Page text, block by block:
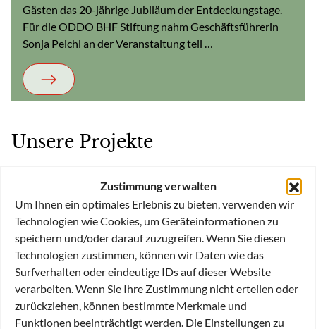
Zustimmung verwalten
Um Ihnen ein optimales Erlebnis zu bieten, verwenden wir
Technologien wie Cookies, um Geräteinformationen zu
speichern und/oder darauf zuzugreifen. Wenn Sie diesen
Technologien zustimmen, können wir Daten wie das
Surfverhalten oder eindeutige IDs auf dieser Website
verarbeiten. Wenn Sie Ihre Zustimmung nicht erteilen oder
zurückziehen, können bestimmte Merkmale und
Funktionen beeinträchtigt werden. Die Einstellungen zu
Gästen das 20-jährige Jubiläum der Entdeckungstage.
Für die ODDO BHF Stiftung nahm Geschäftsführerin
Sonja Peichl an der Veranstaltung teil …
Unsere Projekte
Soziales